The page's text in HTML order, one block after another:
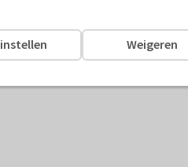
Weigeren